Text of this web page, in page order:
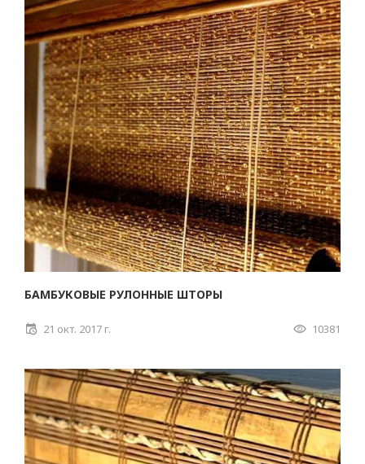
БАМБУКОВЫЕ РУЛОННЫЕ ШТОРЫ
21 окт. 2017 г. 10381